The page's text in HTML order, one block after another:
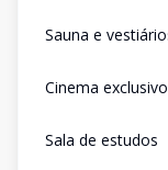
Sauna e
Cinema exclusivo
Sala de estudos